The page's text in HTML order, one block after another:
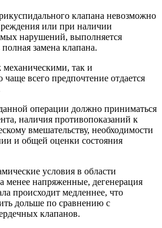
клапана невозможно
или при наличии
нарушений, выполняется
замена клапана.
так и
всего предпочтение отдается
операции должно приниматься
наличия противопоказаний к
вмешательству, необходимости
и общей оценки состояния
условия в области
менее напряженные, дегенерация
происходит медленнее, что
дольше по сравнению с
клапанов.